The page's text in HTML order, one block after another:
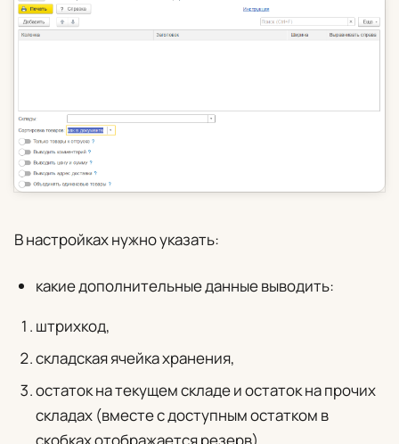
В настройках нужно указать:
какие дополнительные данные выводить:
штрихкод,
складская ячейка хранения,
остаток на текущем складе и остаток на прочих
складах (вместе с доступным остатком в